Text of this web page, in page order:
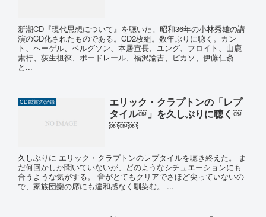
新潮CD『現代思想について』を聴いた。昭和36年の小林秀雄の講
演のCD化されたものである。CD2枚組。数年ぶりに聴く。カン
ト、ヘーゲル、ベルグソン、本居宣長、ユング、フロイト、山鹿
素行、荻生徂徠、ボードレール、福沢諭吉、ピカソ、伊藤仁斎
と...
CD鑑賞の記録
エリック・クラプトンの「レプ
タイル￼」を久しぶりに聴く￼
￼￼￼
久しぶりに エリック・クラプトンのレプタイルを聴き終えた。 ま
だ何回かしか聞いていないが、どのようなシチュエーションにも
合うような気がする。 音がとてもクリアでさほど尖っていないの
で、家族団欒の席にも違和感なく馴染む。 ...